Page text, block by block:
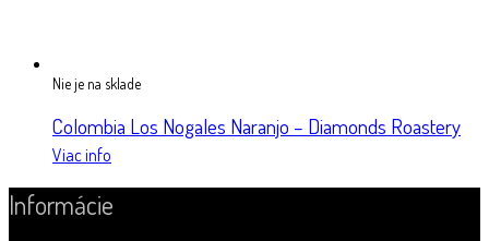
Nie je na sklade
Colombia Los Nogales Naranjo – Diamonds Roastery
Viac info
Informácie